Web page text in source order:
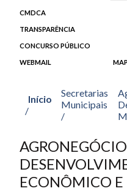
CMDCA
TRANSPARÊNCIA
CONCURSO PÚBLICO
WEBMAIL
Início
/
Secretarias
Municipais
/
ECONÔMICO